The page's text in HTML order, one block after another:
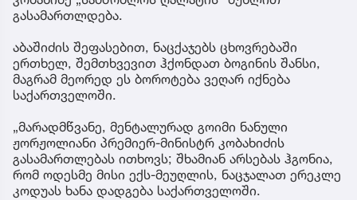
გასამართლდება.
აბაშიძის შეფასებით, ნაცქაჯებს ცხოვრებაში
ერთხელ, შემთხვევით ჰქონდათ ბოგინის შანსი,
მაგრამ მეორედ ეს ბოროტება ვეღარ იქნება
საქართველოში.
„მარადმწვანე, მენტალურად გოიმი ნანული
ჟორჟოლიანი პრემიერ-მინისტრ კობახიძის
გასამართლებას ითხოვს; შხამიან არსებას ჰგონია,
რომ ოდესმე მისი ექს-მეუღლის, ნაცჯალათ ერეკლე
კოდუას ხანა დადგება საქართველოში.